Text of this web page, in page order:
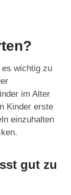
es wichtig zu
im Alter
Kinder erste
einzuhalten
gut zu